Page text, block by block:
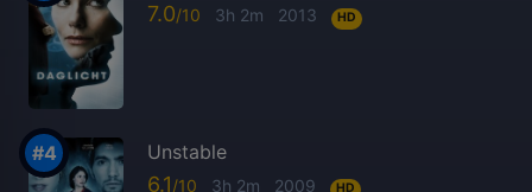
7.0 3h 2m 2013 HD
Unstable
6.1 3h 2m 2009 HD